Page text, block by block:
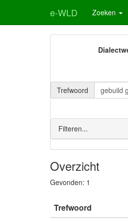
e-WLD Zoeken
Trefwoord
Filteren...
Overzicht
Gevonden: 1
Trefwoord